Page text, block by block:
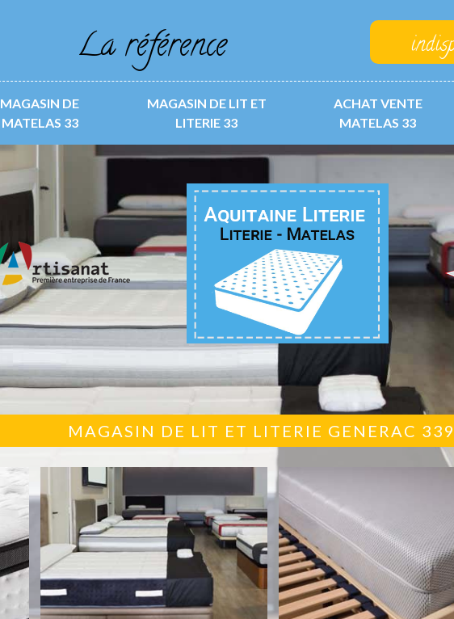
La référence
MAGASIN DE
MATELAS 33
MAGASIN DE LIT ET
LITERIE 33
ACHAT VENTE
MATELAS 33
MAGASIN DE LIT ET LITERIE GENERAC